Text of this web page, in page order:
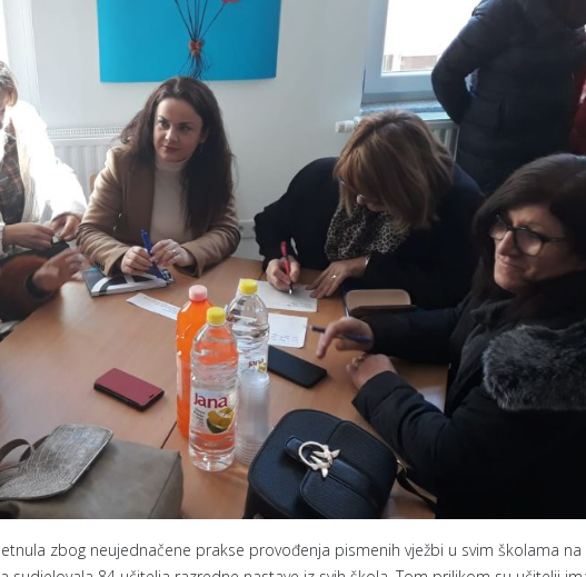
zbog neujednačene prakse provođenja pismenih vježbi u svim školama na